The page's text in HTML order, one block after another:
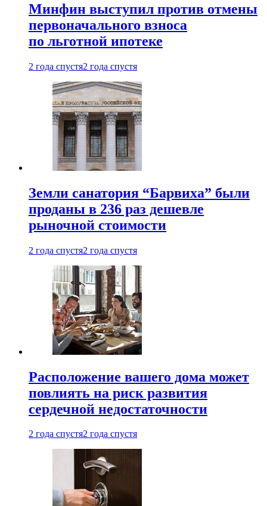
Минфин выступил против отмены
первоначального взноса
по льготной ипотеке
2 года спустя2 года спустя
Земли санатория “Барвиха” были
проданы в 236 раз дешевле
рыночной стоимости
2 года спустя2 года спустя
Расположение вашего дома может
повлиять на риск развития
сердечной недостаточности
2 года спустя2 года спустя